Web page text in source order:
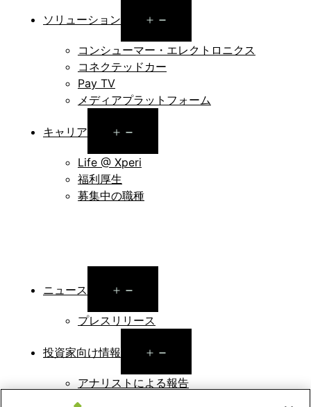
ソリューション
menu
コンシューマー・エレクトロニクス
コネクテッドカー
Pay TV
メディアプラットフォーム
キャリア
menu
Life @ Xperi
福利厚生
募集中の職種
ニュース
menu
プレスリリース
投資家向け情報
menu
アナリストによる報告
投資家向けのイベントとプレゼンテーション